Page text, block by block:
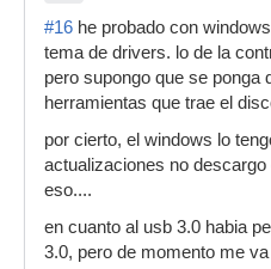
#16 he probado con
tema de drivers. lo de la
pero supongo que se ponga
herramientas que trae el
por cierto, el windows lo
actualizaciones no
eso....
en cuanto al usb 3.0 habia
3.0, pero de momento me